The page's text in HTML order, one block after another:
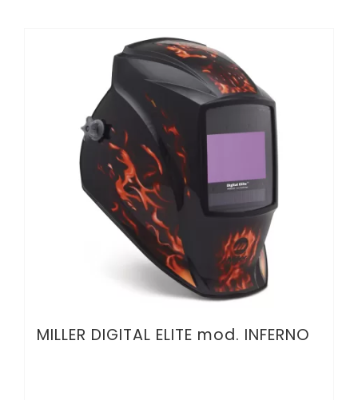
MILLER DIGITAL ELITE mod. INFERNO